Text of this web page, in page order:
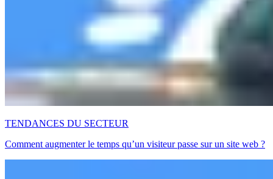
TENDANCES DU SECTEUR
Comment augmenter le temps qu’un visiteur passe sur un site web ?